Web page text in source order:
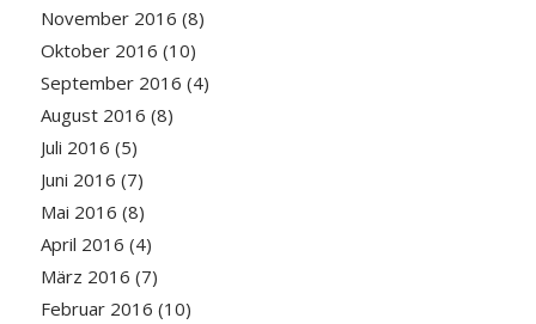
November 2016 (8)
Oktober 2016 (10)
September 2016 (4)
August 2016 (8)
Juli 2016 (5)
Juni 2016 (7)
Mai 2016 (8)
April 2016 (4)
März 2016 (7)
Februar 2016 (10)